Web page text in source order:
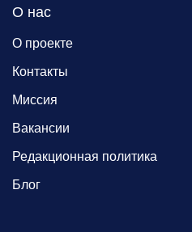
О нас
О проекте
Контакты
Миссия
Вакансии
Редакционная политика
Блог